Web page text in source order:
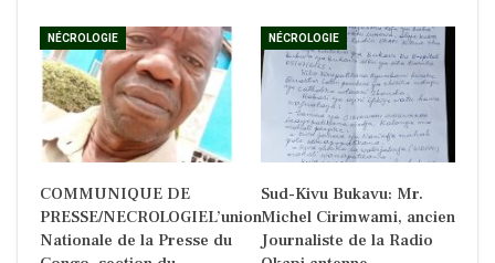
NÉCROLOGIE
COMMUNIQUE DE
PRESSE/NECROLOGIEL’union
Nationale de la Presse du
NÉCROLOGIE
Sud-Kivu Bukavu: Mr.
Michel Cirimwami, ancien
Journaliste de la Radio